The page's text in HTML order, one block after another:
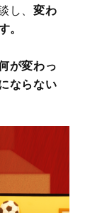
し、変わ
が変わっ
ならない